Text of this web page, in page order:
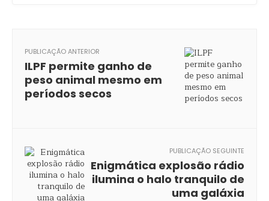
PUBLICAÇÃO ANTERIOR
ILPF permite ganho de
peso animal mesmo em
períodos secos
PUBLICAÇÃO SEGUINTE
Enigmática explosão rádio
ilumina o halo tranquilo de
uma galáxia